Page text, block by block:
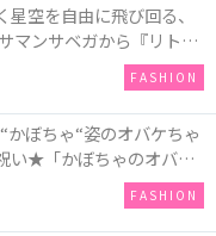
空を自由に飛び回る、
マンサベガから『リトル
ニバーサリーイヤー』を
FASHION
ぼちゃ“姿のオバケちゃ
い★「かぼちゃのオバケ
売！Q-pot CAFE.では
レート」も登場
FASHION